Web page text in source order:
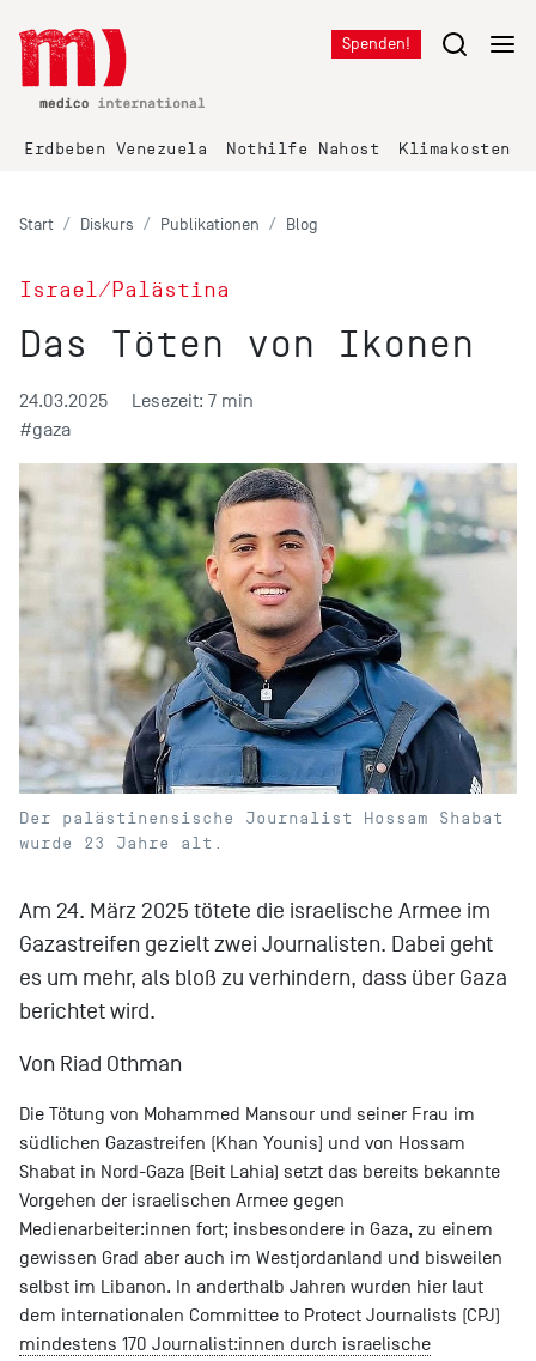
Spenden!
Erdbeben Venezuela Nothilfe Nahost Klimakosten
Start Diskurs Publikationen Blog
Israel/Palästina
Das Töten von Ikonen
24.03.2025
Lesezeit: 7 min
#gaza
Der palästinensische Journalist Hossam Shabat
wurde 23 Jahre alt.
Am 24. März 2025 tötete die israelische Armee im
Gazastreifen gezielt zwei Journalisten. Dabei geht
es um mehr, als bloß zu verhindern, dass über Gaza
berichtet wird.
Von Riad Othman
Die Tötung von Mohammed Mansour und seiner Frau im
südlichen Gazastreifen (Khan Younis) und von Hossam
Shabat in Nord-Gaza (Beit Lahia) setzt das bereits bekannte
Vorgehen der israelischen Armee gegen
Medienarbeiter:innen fort; insbesondere in Gaza, zu einem
gewissen Grad aber auch im Westjordanland und bisweilen
selbst im Libanon. In anderthalb Jahren wurden hier laut
dem internationalen Committee to Protect Journalists (CPJ)
mindestens 170 Journalist:innen durch israelische